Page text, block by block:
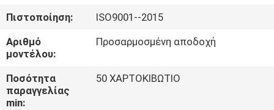
ΓΎΡΟΣ
ΕΡΓΟΣΤΑΣΊΩΝ
ΠΟΙΟΤΙΚΌΣ
ΈΛΕΓΧΟΣ
Πιστοποίηση:
ISO9001--2015
Αριθμό
μοντέλου:
Προσαρμοσμένη αποδοχή
Ποσότητα
παραγγελίας
min:
50 ΧΑΡΤΟΚΙΒΩΤΙΟ